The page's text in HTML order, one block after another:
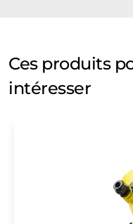
Ces produits
intéresser